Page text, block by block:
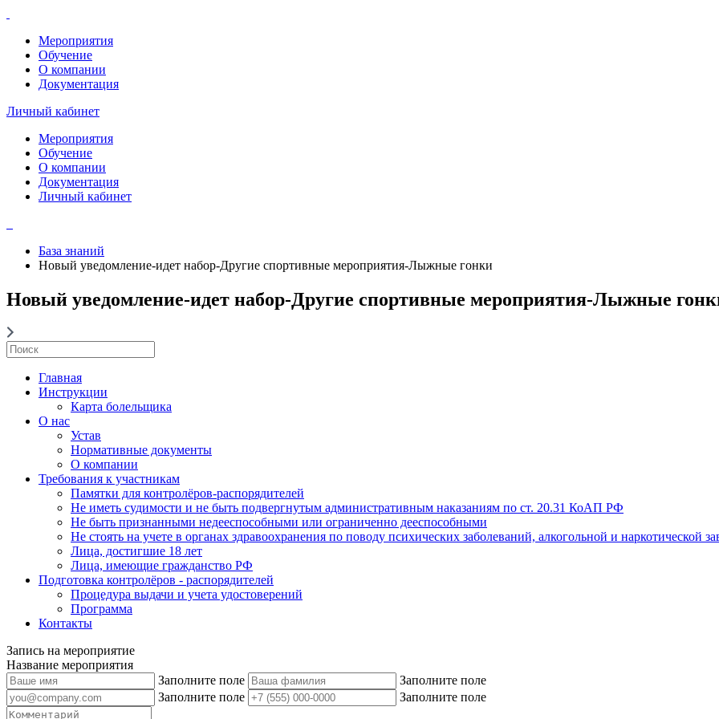
Мероприятия
Обучение
О компании
Документация
Личный кабинет
Мероприятия
Обучение
О компании
Документация
Личный кабинет
База знаний
Новый уведомление-идет набор-Другие спортивные мероприятия-Лыжные гонки
Новый уведомление-идет набор-Другие спортивные мероприятия-Лыжные
Главная
Инструкции
Карта болельщика
О нас
Устав
Нормативные документы
О компании
Требования к участникам
Памятки для контролёров-распорядителей
Не иметь судимости и не быть подвергнутым административным наказаниям по ст. 20.31 КоАП РФ
Не быть признанными недееспособными или ограниченно дееспособными
Не стоять на учете в органах здравоохранения по поводу психических заболеваний, алкогольной и наркотической
Лица, достигшие 18 лет
Лица, имеющие гражданство РФ
Подготовка контролёров - распорядителей
Процедура выдачи и учета удостоверений
Программа
Контакты
Запись на мероприятие
Название мероприятия
Заполните поле
Заполните поле
Заполните поле
Заполните поле